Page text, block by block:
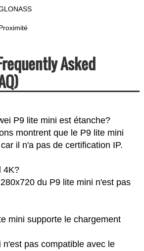
Asked
P9 lite mini est étanche?
montrent que le P9 lite mini
il n'a pas de certification IP.
4K?
du P9 lite mini n'est pas
mini supporte le chargement
n'est pas compatible avec le